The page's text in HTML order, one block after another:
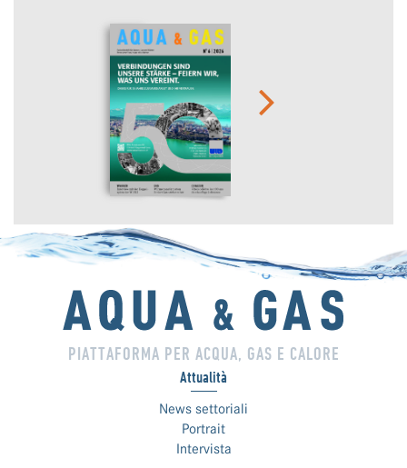
PIATTAFORMA PER ACQUA, GAS E CALORE
Attualità
News settoriali
Portrait
Intervista